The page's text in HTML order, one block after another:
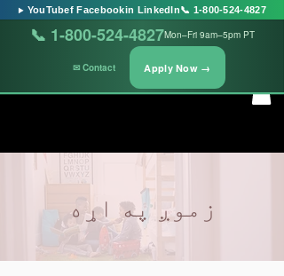
زموږ په اړه
▶ YouTubef Facebookin LinkedIn📞 1-800-524-4827
📞 1-800-524-4827Mon–Fri 9am–5pm PT
✉ Contact Apply Now →